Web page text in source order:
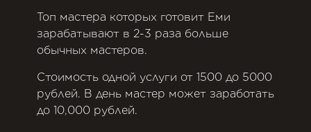
Топ мастера которых готовит Еми
зарабатывают в 2-3 раза больше
обычных мастеров.
Стоимость одной услуги от 1500 до 5000
рублей. В день мастер может заработать
до 10,000 рублей.